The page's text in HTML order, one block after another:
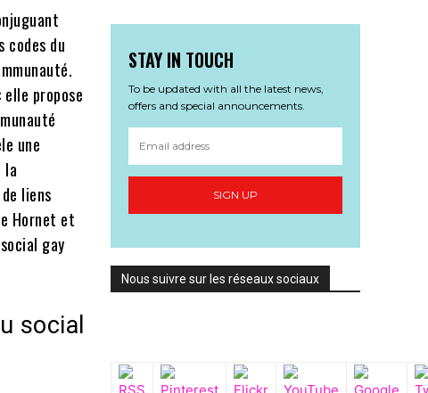
codes du
propose
une
la
liens
Hornet et
gay
social
STAY IN TOUCH
To be updated with all the latest news,
offers and special announcements.
SIGN UP
Nous suivre sur les réseaux sociaux